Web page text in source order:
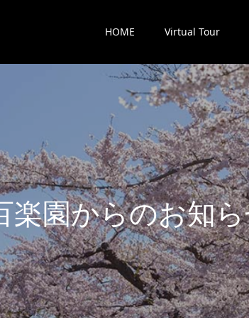
HOME Virtual Tour
楽園からのお知ら